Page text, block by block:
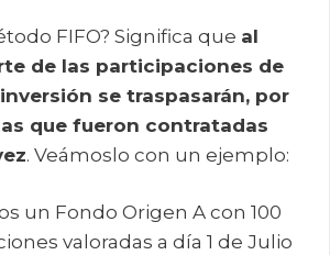
FIFO? Significa que al
de las participaciones de
se traspasarán, por
que fueron contratadas
. Veámoslo con un ejemplo:
un Fondo Origen A con 100
valoradas a día 1 de Julio